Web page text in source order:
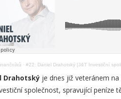
· #22: Daniel Drahotský [J&T Investiční
Drahotskýje dnes již veteránem na
společnost, spravující peníze